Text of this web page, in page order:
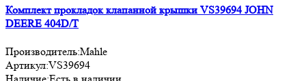
Комплект прокладок клапанной крышки VS39694 JOHN
DEERE 404D/T
Производитель:Mahle
Артикул:VS39694